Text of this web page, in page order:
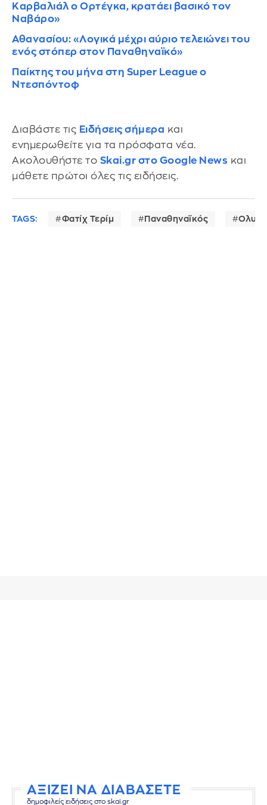
Καρβαλιάλ ο Ορτέγκα, κρατάει βασικό τον
Ναβάρο»
Αθανασίου: «Λογικά μέχρι αύριο τελειώνει του
ενός στόπερ στον Παναθηναϊκό»
Παίκτης του μήνα στη Super League o
Ντεσπόντοφ
Διαβάστε τις Ειδήσεις σήμερα και
ενημερωθείτε για τα πρόσφατα νέα.
Ακολουθήστε το Skai.gr στο Google News και
μάθετε πρώτοι όλες τις ειδήσεις.
TAGS: Φατίχ Τερίμ Παναθηναϊκός
ΑΞΙΖΕΙ ΝΑ ΔΙΑΒΑΣΕΤΕ
δημοφιλείς ειδήσεις στο skai.gr